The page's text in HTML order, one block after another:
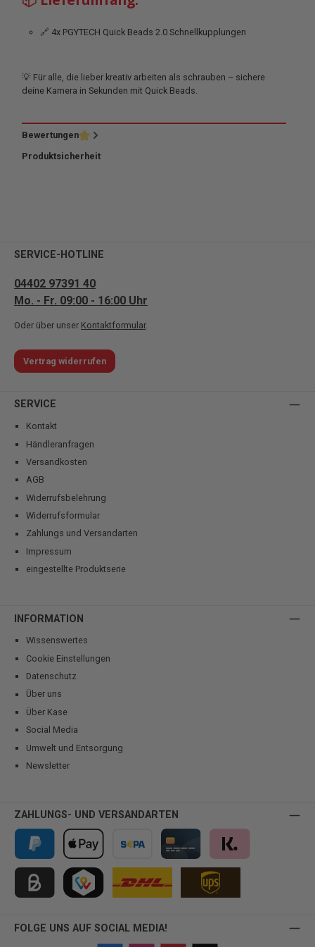
🔗 4x PGYTECH Quick Beads 2.0 Schnellkupplungen
💡 Für alle, die lieber kreativ arbeiten als schrauben – sichere
deine Kamera in Sekunden mit Quick Beads.
Bewertungen
Produktsicherheit
SERVICE-HOTLINE
04402 97391 40
Mo. - Fr. 09:00 - 16:00 Uhr
Oder über unser Kontaktformular.
Vertrag widerrufen
SERVICE
Kontakt
Händleranfragen
Versandkosten
AGB
Widerrufsbelehrung
Widerrufsformular
Zahlungs und Versandarten
Impressum
eingestellte Produktserie
INFORMATION
Wissenswertes
Cookie Einstellungen
Datenschutz
Über uns
Über Kase
Social Media
Umwelt und Entsorgung
Newsletter
ZAHLUNGS- UND VERSANDARTEN
PayPal Apple Pay Vorkasse Kreditkarte Klarna
FOLGE UNS AUF SOCIAL MEDIA!